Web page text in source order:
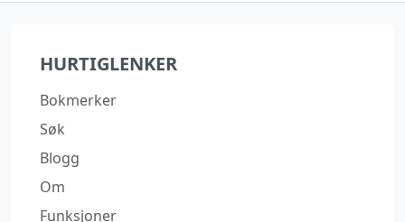
HURTIGLENKER
Bokmerker
Søk
Blogg
Om
Funksjoner